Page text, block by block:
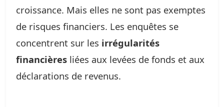
croissance. Mais elles ne sont pas exemptes
de risques financiers. Les enquêtes se
concentrent sur les irrégularités
financières liées aux levées de fonds et aux
déclarations de revenus.